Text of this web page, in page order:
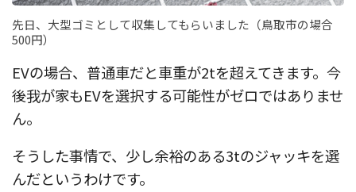
先日、大型ゴミとして収集してもらいました（鳥取市の場合
500円）
EVの場合、普通車だと車重が2tを超えてきます。今
後我が家もEVを選択する可能性がゼロではありませ
ん。
そうした事情で、少し余裕のある3tのジャッキを選
んだというわけです。